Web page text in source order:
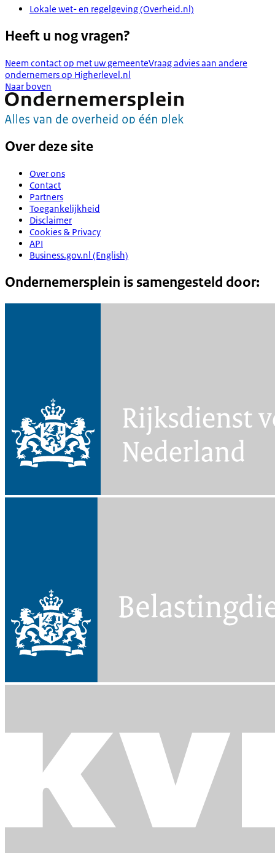
Lokale wet- en regelgeving (Overheid.nl)
Heeft u nog vragen?
Neem contact op met uw gemeenteVraag advies aan andere
ondernemers op Higherlevel.nl
Naar boven
Over deze site
Over ons
Contact
Partners
Toegankelijkheid
Disclaimer
Cookies & Privacy
API
Business.gov.nl (English)
Ondernemersplein is samengesteld door: